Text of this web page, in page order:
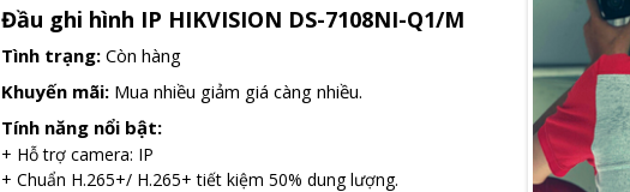
Đầu ghi hình IP HIKVISION DS-7108NI-Q1/M
Tình trạng: Còn hàng
Khuyến mãi: Mua nhiều giảm giá càng nhiều.
Tính năng nổi bật:
+ Hỗ trợ camera: IP
+ Chuẩn H.265+/ H.265+ tiết kiệm 50% dung lượng.